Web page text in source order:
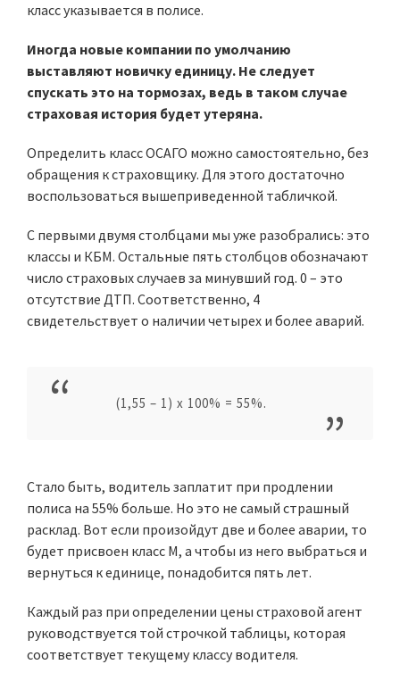
класс указывается в полисе.
Иногда новые компании по умолчанию
выставляют новичку единицу. Не следует
спускать это на тормозах, ведь в таком случае
страховая история будет утеряна.
Определить класс ОСАГО можно самостоятельно, без
обращения к страховщику. Для этого достаточно
воспользоваться вышеприведенной табличкой.
С первыми двумя столбцами мы уже разобрались: это
классы и КБМ. Остальные пять столбцов обозначают
число страховых случаев за минувший год. 0 – это
отсутствие ДТП. Соответственно, 4
свидетельствует о наличии четырех и более аварий.
(1,55 – 1) х 100% = 55%.
Стало быть, водитель заплатит при продлении
полиса на 55% больше. Но это не самый страшный
расклад. Вот если произойдут две и более аварии, то
будет присвоен класс М, а чтобы из него выбраться и
вернуться к единице, понадобится пять лет.
Каждый раз при определении цены страховой агент
руководствуется той строчкой таблицы, которая
соответствует текущему классу водителя.